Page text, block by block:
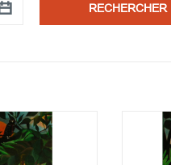
RECHERCHER